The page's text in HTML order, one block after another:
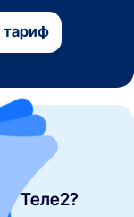
тариф
Теле2?